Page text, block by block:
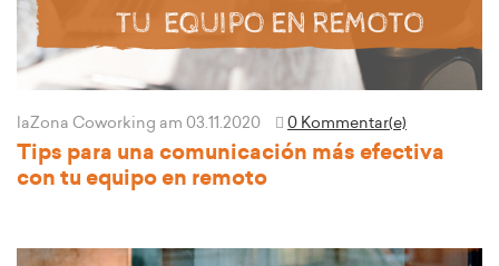
laZona Coworking am 03.11.2020 0 Kommentar(e)
Tips para una comunicación más efectiva
con tu equipo en remoto